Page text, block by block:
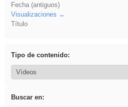
Fecha (antiguos)
Visualizaciones
Título
Tipo de contenido:
Buscar en: